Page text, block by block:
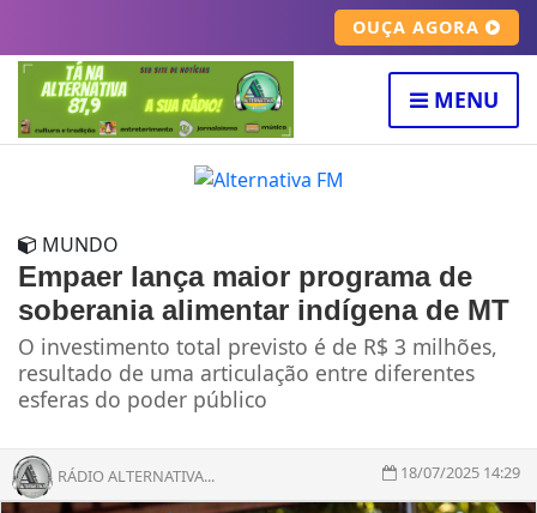
OUÇA AGORA
MENU
MUNDO
Empaer lança maior programa de
soberania alimentar indígena de MT
O investimento total previsto é de R$ 3 milhões,
resultado de uma articulação entre diferentes
esferas do poder público
RÁDIO ALTERNATIVA... 18/07/2025 14:29